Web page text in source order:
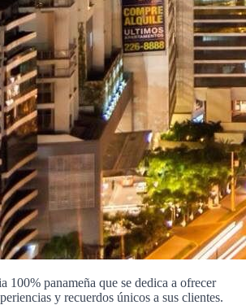
100% panameña que se dedica a ofrecer
y recuerdos únicos a sus clientes.